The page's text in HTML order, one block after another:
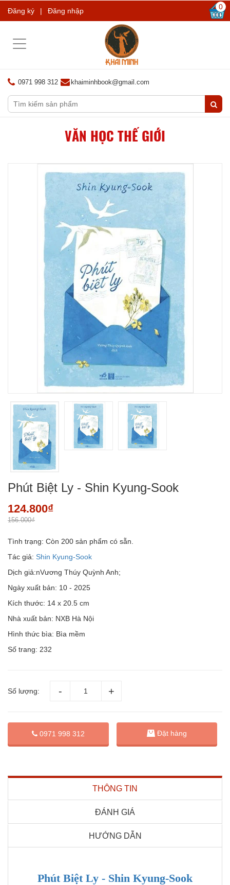
Đăng ký | Đăng nhập 0
Toggle
0971 998 312 khaiminhbook@gmail.com
VĂN HỌC THẾ GIỚI
Phút Biệt Ly - Shin Kyung-Sook
124.800₫
156.000₫
Tình trạng: Còn 200 sản phẩm có sẵn.
Tác giả: Shin Kyung-Sook
Dịch giả:nVương Thúy Quỳnh Anh;
Ngày xuất bản: 10 - 2025
Kích thước: 14 x 20.5 cm
Nhà xuất bản: NXB Hà Nội
Hình thức bìa: Bìa mềm
Số trang: 232
Số lượng:
0971 998 312 Đặt hàng
THÔNG TIN
ĐÁNH GIÁ
HƯỚNG DẪN
Phút Biệt Ly - Shin Kyung-Sook